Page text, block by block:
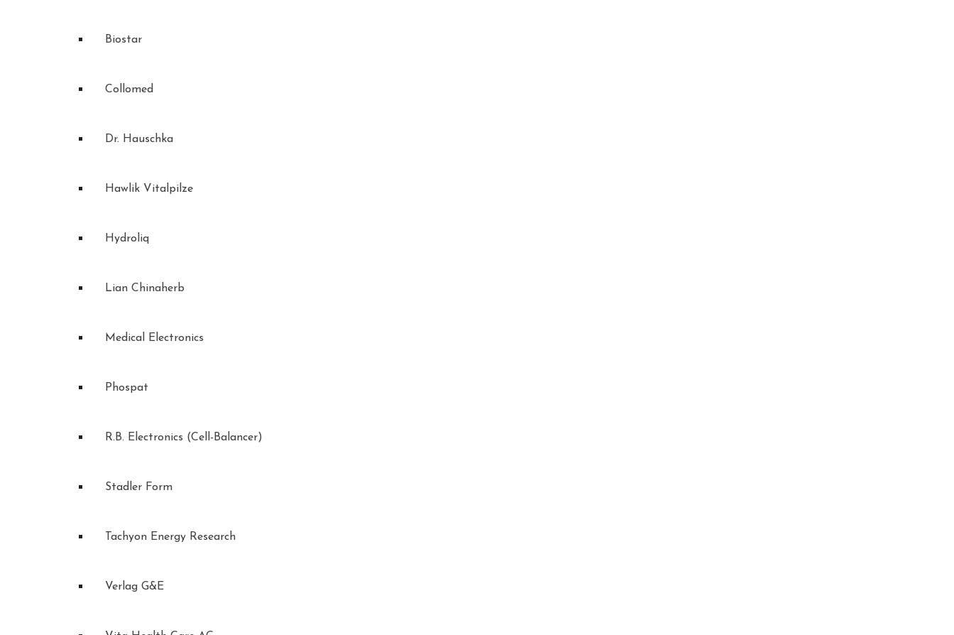
Biostar
Collomed
Dr. Hauschka
Hawlik Vitalpilze
Hydroliq
Lian Chinaherb
Medical Electronics
Phospat
R.B. Electronics (Cell-Balancer)
Stadler Form
Tachyon Energy Research
Verlag G&E